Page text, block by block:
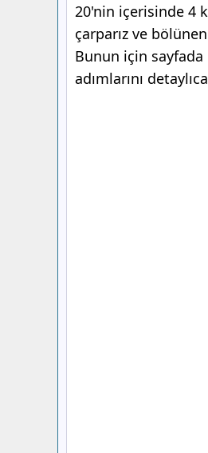
20'nin içerisinde 4
çarparız ve
Bunun için
adımlarını